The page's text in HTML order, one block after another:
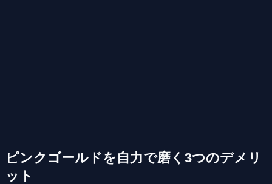
ピンクゴールドを自力で磨く3つのデメリ
ット